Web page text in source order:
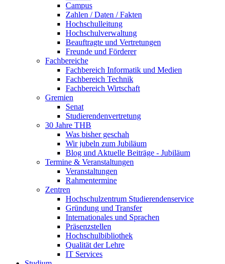
Campus
Zahlen / Daten / Fakten
Hochschulleitung
Hochschulverwaltung
Beauftragte und Vertretungen
Freunde und Förderer
Fachbereiche
Fachbereich Informatik und Medien
Fachbereich Technik
Fachbereich Wirtschaft
Gremien
Senat
Studierendenvertretung
30 Jahre THB
Was bisher geschah
Wir jubeln zum Jubiläum
Blog und Aktuelle Beiträge - Jubiläum
Termine & Veranstaltungen
Veranstaltungen
Rahmentermine
Zentren
Hochschulzentrum Studierendenservice
Gründung und Transfer
Internationales und Sprachen
Präsenzstellen
Hochschulbibliothek
Qualität der Lehre
IT Services